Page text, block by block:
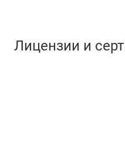
Лицензии и